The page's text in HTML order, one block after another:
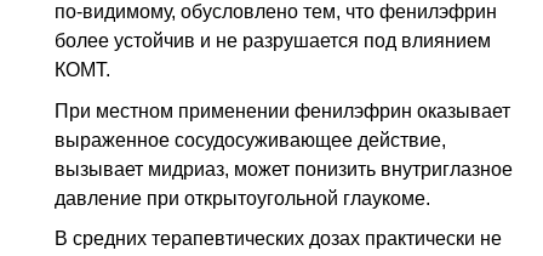
по-видимому, обусловлено тем, что фенилэфрин
более устойчив и не разрушается под влиянием
КОМТ.
При местном применении фенилэфрин оказывает
выраженное сосудосуживающее действие,
вызывает мидриаз, может понизить внутриглазное
давление при открытоугольной глаукоме.
В средних терапевтических дозах практически не